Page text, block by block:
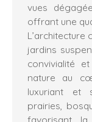
vues
offrant une
jardins
convivialité
nature au
luxuriant et
prairies,
favorisant